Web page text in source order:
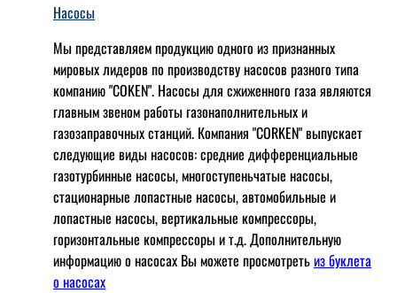
Насосы
Мы представляем продукцию одного из признанных
мировых лидеров по производству насосов разного типа
компанию "COKEN". Насосы для сжиженного газа являются
главным звеном работы газонаполнительных и
газозаправочных станций. Компания "CORKEN" выпускает
следующие виды насосов: cредние дифференциальные
газотурбинные насосы, многоступеньчатые насосы,
стационарные лопастные насосы, автомобильные и
лопaстные насосы, вертикальные компрессоры,
горизонтальные компрессоры и т.д. Дополнительную
информацию о насосах Вы можете просмотретьиз буклета
о насосах